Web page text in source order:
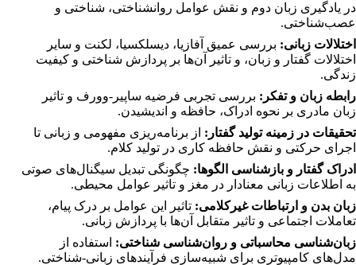
در یادگیری زبان دوم و نقش عوامل روانشناختی، شناختی و
عصب‌شناختی.
اختلالات زبانی: بررسی عمیق آفازیا، دیسلکسیا، لکنت و سایر
اختلالات گفتار و زبان، و تاثیر آن‌ها بر پردازش شناختی و کیفیت
زندگی.
رابطه زبان و تفکر: بررسی تجربی فرضیه ساپیر-وورف و تاثیر
زبان مادری بر نحوه ادراک، حافظه و اندیشیدن.
تحقیقات در زمینه تولید گفتار: از برنامه‌ریزی مفهومی و زبانی تا
اجرای حرکتی و نقش حافظه کاری در تولید کلام.
ادراک گفتار و بازشناسی الگوها: چگونگی تبدیل سیگنال‌های صوتی
به اطلاعات زبانی معنادار در مغز و تاثیر عوامل محیطی.
زبان بدن و ارتباطات غیرکلامی: تاثیر این عوامل بر درک پیام،
تعاملات اجتماعی و تاثیر متقابل آن‌ها با پردازش زبانی.
زبان‌شناسی محاسباتی و روان‌شناسی شناختی: استفاده از
مدل‌های کامپیوتری برای شبیه‌سازی فرآیندهای زبانی-شناختی.